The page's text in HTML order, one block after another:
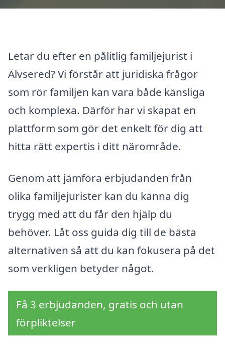
Letar du efter en pålitlig familjejurist i
Älvsered? Vi förstår att juridiska frågor
som rör familjen kan vara både känsliga
och komplexa. Därför har vi skapat en
plattform som gör det enkelt för dig att
hitta rätt expertis i ditt närområde.
Genom att jämföra erbjudanden från
olika familjejurister kan du känna dig
trygg med att du får den hjälp du
behöver. Låt oss guida dig till de bästa
alternativen så att du kan fokusera på det
som verkligen betyder något.
Få 3 erbjudanden, gratis och utan
förpliktelser